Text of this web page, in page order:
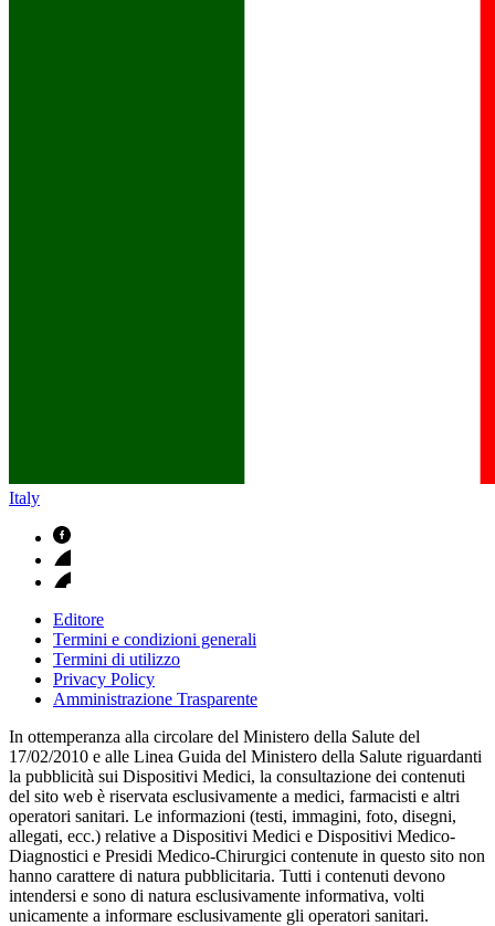
Italy
Editore
Termini e condizioni generali
Termini di utilizzo
Privacy Policy
Amministrazione Trasparente
In ottemperanza alla circolare del Ministero della Salute del
17/02/2010 e alle Linea Guida del Ministero della Salute riguardanti
la pubblicità sui Dispositivi Medici, la consultazione dei contenuti
del sito web è riservata esclusivamente a medici, farmacisti e altri
operatori sanitari. Le informazioni (testi, immagini, foto, disegni,
allegati, ecc.) relative a Dispositivi Medici e Dispositivi Medico-
Diagnostici e Presidi Medico-Chirurgici contenute in questo sito non
hanno carattere di natura pubblicitaria. Tutti i contenuti devono
intendersi e sono di natura esclusivamente informativa, volti
unicamente a informare esclusivamente gli operatori sanitari.